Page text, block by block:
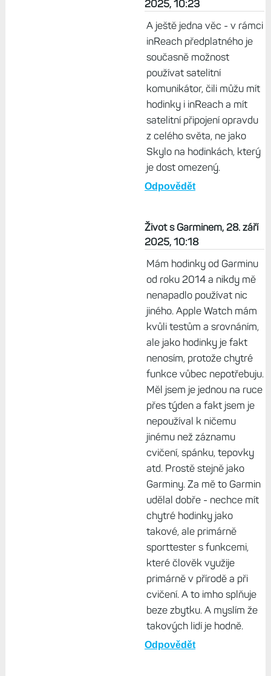
2025, 10:23
A ještě jedna věc - v rámci
inReach předplatného je
současně možnost
používat satelitní
komunikátor, čili můžu mít
hodinky i inReach a mít
satelitní připojení opravdu
z celého světa, ne jako
Skylo na hodinkách, který
je dost omezený.
Odpovědět
Život s Garminem, 28. září
2025, 10:18
Mám hodinky od Garminu
od roku 2014 a nikdy mě
nenapadlo používat nic
jiného. Apple Watch mám
kvůli testům a srovnáním,
ale jako hodinky je fakt
nenosím, protože chytré
funkce vůbec nepotřebuju.
Měl jsem je jednou na ruce
přes týden a fakt jsem je
nepoužíval k ničemu
jinému než záznamu
cvičení, spánku, tepovky
atd. Prostě stejně jako
Garminy. Za mě to Garmin
udělal dobře - nechce mít
chytré hodinky jako
takové, ale primárně
sporttester s funkcemi,
které člověk využije
primárně v přírodě a při
cvičení. A to imho splňuje
beze zbytku. A myslím že
takových lidí je hodně.
Odpovědět